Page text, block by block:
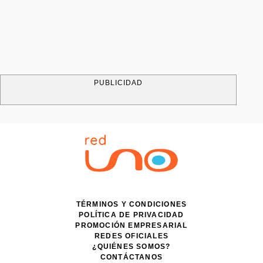
PUBLICIDAD
TÉRMINOS Y CONDICIONES
POLÍTICA DE PRIVACIDAD
PROMOCIÓN EMPRESARIAL
REDES OFICIALES
¿QUIÉNES SOMOS?
CONTÁCTANOS